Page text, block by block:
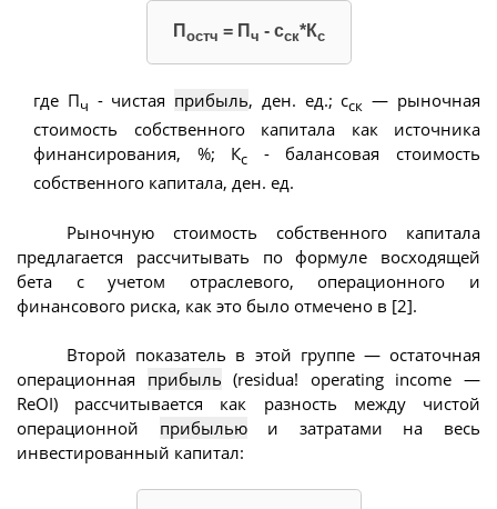
П остч = П ч - сск*Кс
где Пч - чистая прибыль, ден. ед.; сск — рыночная
стоимость собственного капитала как источника
финансирования, %; Кс
- балансовая стоимость
собственного капитала, ден. ед.
Рыночную стоимость собственного капитала
предлагается рассчитывать по формуле восходящей
бета с учетом отраслевого, операционного и
финансового риска, как это было отмечено в [2].
Второй показатель в этой группе — остаточная
операционная прибыль (residua! operating income —
ReOI) рассчитывается как разность между чистой
операционной прибыльюи затратами на весь
инвестированный капитал: